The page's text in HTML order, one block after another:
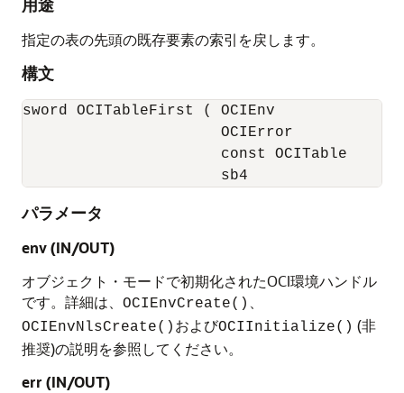
用途
指定の表の先頭の既存要素の索引を戻します。
構文
sword OCITableFirst ( OCIEnv
OCIError
const OCITable
sb4
パラメータ
env (IN/OUT)
オブジェクト・モードで初期化されたOCI環境ハンドル
です。詳細は、 OCIEnvCreate()
OCIEnvNlsCreate() およびOCIInitialize() (非
推奨)の説明を参照してください。
err (IN/OUT)